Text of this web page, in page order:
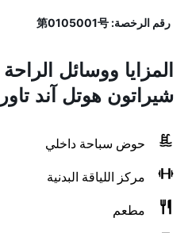
رقم الرخصة: 第0105001号
المزايا ووسائل
شيراتون هوتل آند
حوض سباحة داخلي
مركز اللياقة البدنية
مطعم